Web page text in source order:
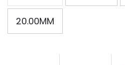
20.00MM